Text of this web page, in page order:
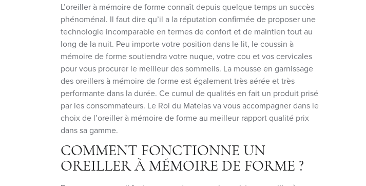
L’oreiller à mémoire de forme connaît depuis quelque temps un succès
phénoménal. Il faut dire qu’il a la réputation confirmée de proposer une
technologie incomparable en termes de confort et de maintien tout au
long de la nuit. Peu importe votre position dans le lit, le coussin à
mémoire de forme soutiendra votre nuque, votre cou et vos cervicales
pour vous procurer le meilleur des sommeils. La mousse en garnissage
des oreillers à mémoire de forme est également très aérée et très
performante dans la durée. Ce cumul de qualités en fait un produit prisé
par les consommateurs. Le Roi du Matelas va vous accompagner dans le
choix de l’oreiller à mémoire de forme au meilleur rapport qualité prix
dans sa gamme.
COMMENT FONCTIONNE UN
OREILLER À MÉMOIRE DE FORME ?